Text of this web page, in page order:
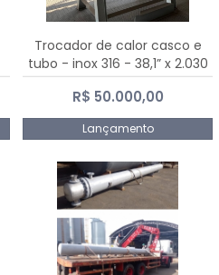
Trocador de calor casco e
tubo - inox 316 - 38,1” x 2.030
mm
R$ 50.000,00
Lançamento